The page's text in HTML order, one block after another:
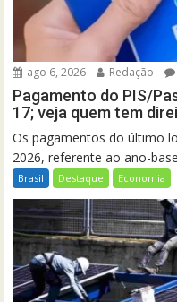
ago 6, 2026 Redação
Pagamento do PIS/
17; veja quem tem
Os pagamentos do último
2026, referente ao ano-
Brasil Destaque Economia